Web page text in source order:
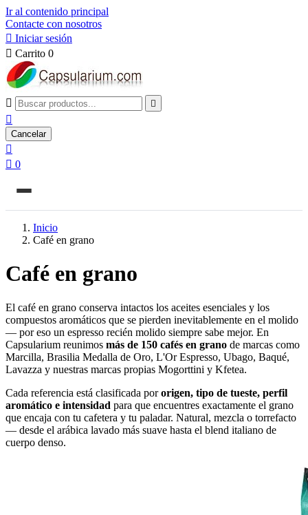
Ir al contenido principal
Contacte con nosotros
 Iniciar sesión
 Carrito 0
 

Cancelar

 0
Inicio
Café en grano
Café en grano
El café en grano conserva intactos los aceites esenciales y los
compuestos aromáticos que se pierden inevitablemente en el molido
— por eso un espresso recién molido siempre sabe mejor. En
Capsularium reunimos más de 150 cafés en grano de marcas como
Marcilla, Brasilia Medalla de Oro, L'Or Espresso, Ubago, Baqué,
Lavazza y nuestras marcas propias Mogorttini y Kfetea.
Cada referencia está clasificada pororigen, tipo de tueste, perfil
aromático e intensidad para que encuentres exactamente el grano
que encaja con tu cafetera y tu paladar. Natural, mezcla o torrefacto
— desde el arábica lavado más suave hasta el blend italiano de
cuerpo denso.